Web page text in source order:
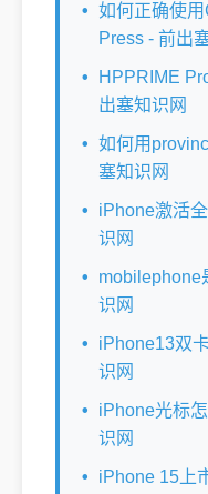
如何正确使
Press - 前出
HPPRIME
出塞知识网
如何用
塞知识网
iPhone激活
识网
mobilephone
识网
iPhone13双
识网
iPhone光标
识网
iPhone 15上